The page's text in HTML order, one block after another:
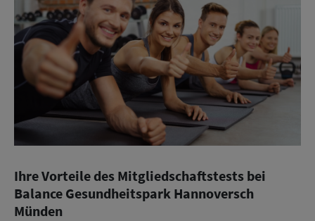
Ihre Vorteile des Mitgliedschaftstests bei
Balance Gesundheitspark Hannoversch
Münden